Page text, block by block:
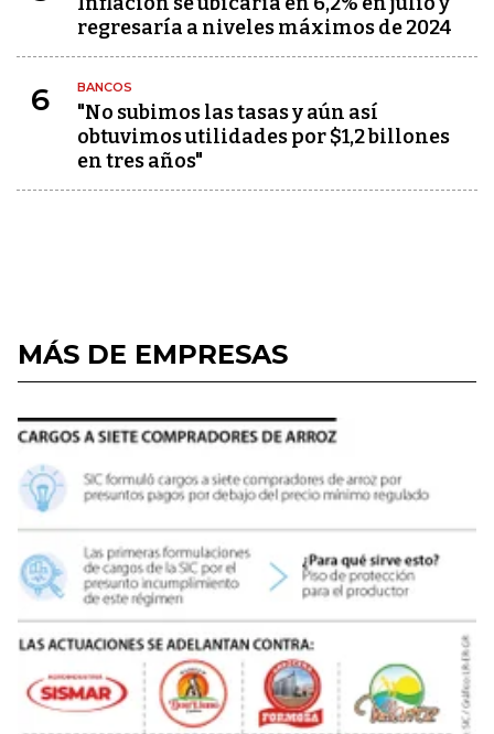
regresaría a niveles máximos de 2024
6 BANCOS
"No subimos las tasas y aún así
obtuvimos utilidades por $1,2 billones
en tres años"
MÁS DE EMPRESAS